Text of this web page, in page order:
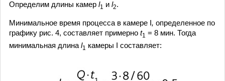
Определим длины камер l1 и l2.
Минимальное время процесса в камере I , определенное по
графику рис. 4, составляет примерно t1 = 8 мин. Тогда
минимальная длина l1 камеры I составляет: